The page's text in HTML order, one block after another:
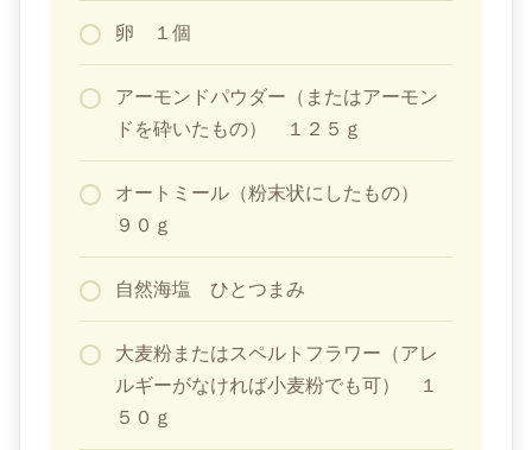
卵 １個
アーモンドパウダー（またはアーモン
ドを砕いたもの） １２５ｇ
オートミール（粉末状にしたもの）
９０ｇ
自然海塩 ひとつまみ
大麦粉またはスペルトフラワー（アレ
ルギーがなければ小麦粉でも可） １
５０ｇ